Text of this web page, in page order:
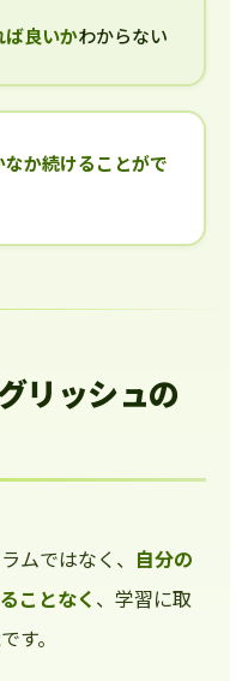
ば良いかわからない
なか続けることがで
リッシュの
ムではなく、 自分の
ことなく 、学習に取
す。